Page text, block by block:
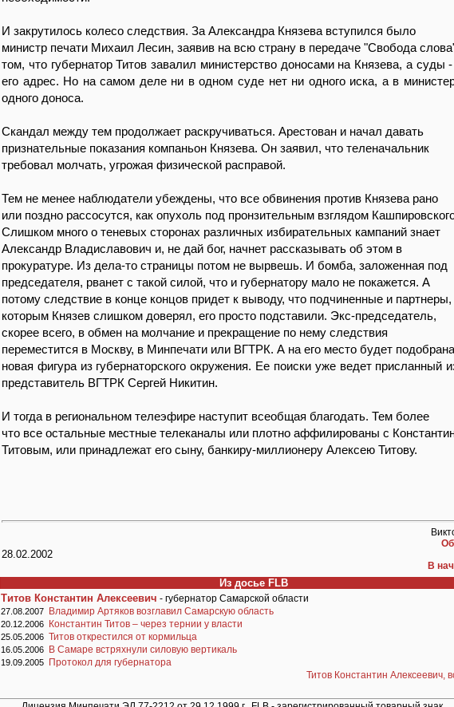
И закрутилось колесо следствия. За Александра Князева вступился было
министр печати Михаил Лесин, заявив на всю страну в передаче "Свобода
том, что губернатор Титов завалил министерство доносами на Князева, а суды
его адрес. Но на самом деле ни в одном суде нет ни одного иска, а в
одного доноса.
Скандал между тем продолжает раскручиваться. Арестован и начал давать
признательные показания компаньон Князева. Он заявил, что теленачальник
требовал молчать, угрожая физической расправой.
Тем не менее наблюдатели убеждены, что все обвинения против Князева рано
или поздно рассосутся, как опухоль под пронзительным взглядом
Слишком много о теневых сторонах различных избирательных кампаний знает
Александр Владиславович и, не дай бог, начнет рассказывать об этом в
прокуратуре. Из дела-то страницы потом не вырвешь. И бомба, заложенная под
председателя, рванет с такой силой, что и губернатору мало не покажется. А
потому следствие в конце концов придет к выводу, что подчиненные и партнеры,
которым Князев слишком доверял, его просто подставили. Экс-председатель,
скорее всего, в обмен на молчание и прекращение по нему следствия
переместится в Москву, в Минпечати или ВГТРК. А на его место будет подобрана
новая фигура из губернаторского окружения. Ее поиски уже ведет присланный
представитель ВГТРК Сергей Никитин.
И тогда в региональном телеэфире наступит всеобщая благодать. Тем более
что все остальные местные телеканалы или плотно аффилированы с
Титовым, или принадлежат его сыну, банкиру-миллионеру Алексею Титову.
28.02.2002
В
Из досье FLB
Титов Константин Алексеевич - губернатор Самарской области
27.08.2007 Владимир Артяков возглавил Самарскую область
20.12.2006 Константин Титов – через тернии у власти
25.05.2006 Титов открестился от кормильца
16.05.2006 В Самаре встряхнули силовую вертикаль
19.09.2005
Протокол для губернатора
Титов Константин Алексеевич,